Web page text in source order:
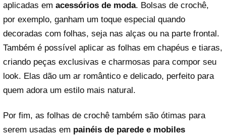
aplicadas em acessórios de moda. Bolsas de crochê,
por exemplo, ganham um toque especial quando
decoradas com folhas, seja nas alças ou na parte frontal.
Também é possível aplicar as folhas em chapéus e tiaras,
criando peças exclusivas e charmosas para compor seu
look. Elas dão um ar romântico e delicado, perfeito para
quem adora um estilo mais natural.
Por fim, as folhas de crochê também são ótimas para
serem usadas em painéis de parede e mobiles